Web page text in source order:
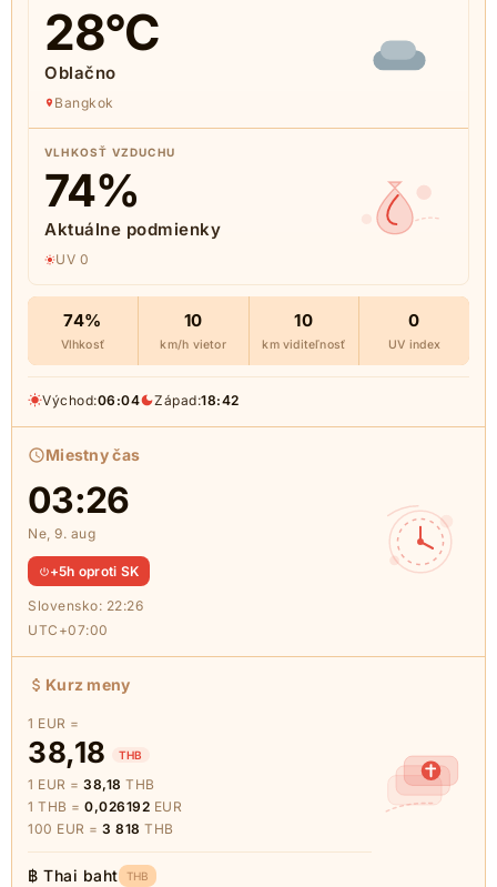
28°C
Oblačno
Bangkok
VLHKOSŤ VZDUCHU
74%
Aktuálne podmienky
UV 0
74%
Vlhkosť
10
km/h vietor
10
km viditeľnosť
0
UV index
Východ:06:04 Západ:18:42
Miestny čas
03:26
Ne, 9. aug
+5h oproti SK
Slovensko: 22:26
UTC+07:00
Kurz meny
1 EUR =
38,18 THB
1 EUR = 38,18 THB
1 THB = 0,026192 EUR
100 EUR = 3 818 THB
฿ Thai baht THB